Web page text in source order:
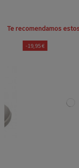
Te recomendamos
-19,95 €